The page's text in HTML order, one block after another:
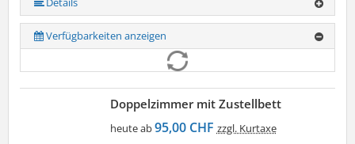
Verfügbarkeiten anzeigen
Doppelzimmer mit Zustellbett
heute ab95,00 CHF zzgl. Kurtaxe